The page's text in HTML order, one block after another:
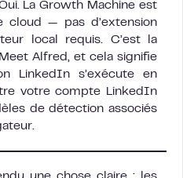
La Growth Machine est
cloud — pas d’extension
local requis. C’est la
Alfred, et cela signifie
LinkedIn s’exécute en
votre compte LinkedIn
de détection associés